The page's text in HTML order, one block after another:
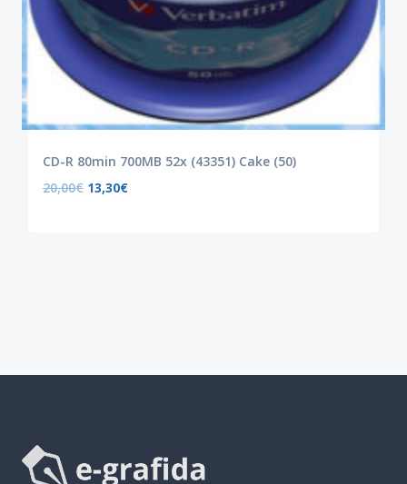
CD-R 80min 700MB 52x (43351) Cake (50)
20,00€ 13,30€